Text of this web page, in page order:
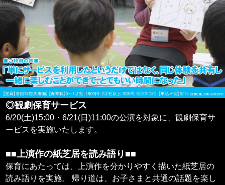
◎観劇保育サービス
6/20(土)15:00・6/21(日)11:00の公演を対象に、観劇保育サ
ービスを実施いたします。
■■上演作の紙芝居を読み語り■■
保育にあたっては、上演作を分かりやすく描いた紙芝居の
読み語りを実施。 帰り道は、お子さまと共通の話題を楽し